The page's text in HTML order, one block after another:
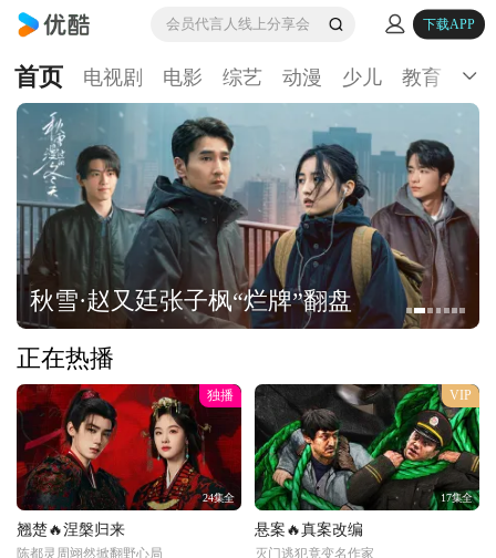
会员代言人线上分享会 下载APP
首页 电视剧 电影 综艺 动漫 少儿 教育 生
秋雪·赵又廷张子枫“烂牌”翻盘
正在热播
独播
24集全
翘楚🔥涅槃归来
陈都灵周翊然掀翻野心局
VIP
17集全
悬案🔥真案改编
灭门逃犯竟变名作家